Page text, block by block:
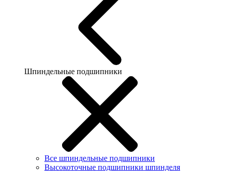
Шпиндельные подшипники
Все шпиндельные подшипники
Высокоточные подшипники шпинделя